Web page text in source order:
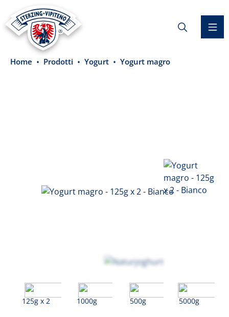
principale
Home Prodotti Yogurt Yogurt magro
125g x 2 1000g 500g 5000g